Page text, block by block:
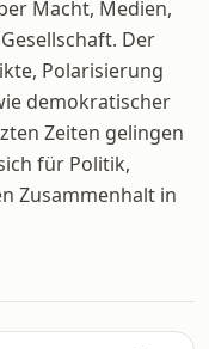
Macht, Medien,
Der
Polarisierung
demokratischer
Zeiten gelingen
für Politik,
Zusammenhalt in